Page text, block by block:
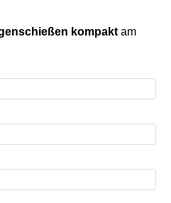
kompakt am